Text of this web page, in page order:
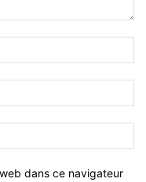
dans ce navigateur